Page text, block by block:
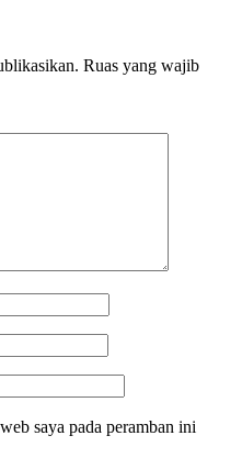
Ruas yang wajib
saya pada peramban ini